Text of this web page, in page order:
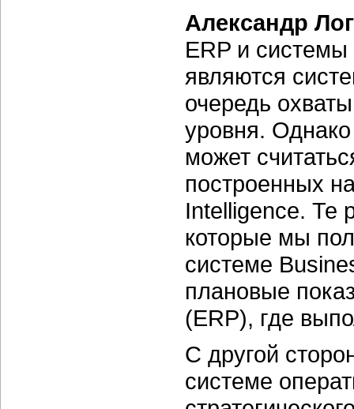
Александр
ERP и
являются
очередь
уровня.
может
построенных
Intelligence. Те
которые мы
системе
плановые
(ERP), где
С другой
системе